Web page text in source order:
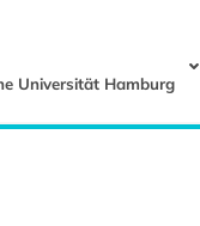
Universität Hamburg